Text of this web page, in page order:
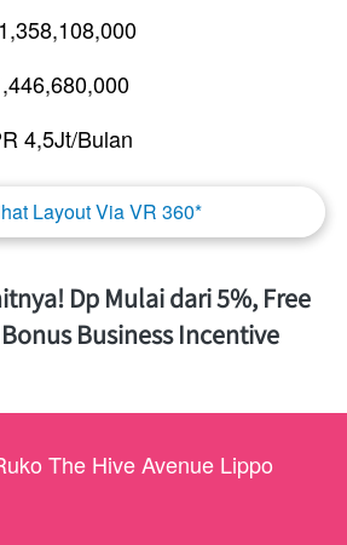
4,5Jt/Bulan
Layout Via VR 360*
Dp Mulai dari 5%, Free
Business Incentive
The Hive Avenue Lippo